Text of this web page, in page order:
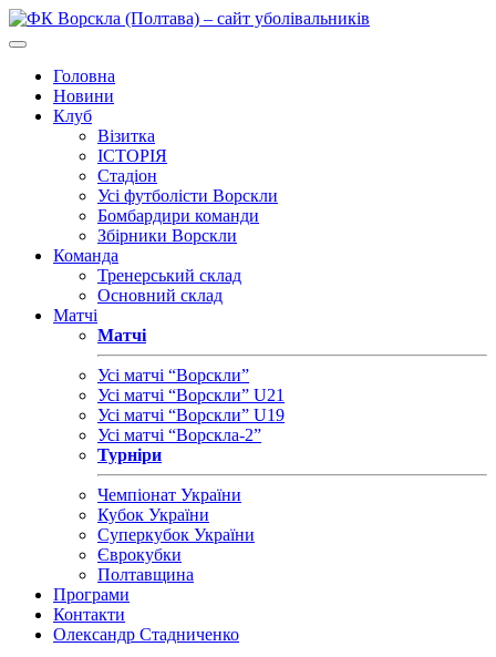
Головна
Новини
Клуб
Візитка
ІСТОРІЯ
Стадіон
Усі футболісти Ворскли
Бомбардири команди
Збірники Ворскли
Команда
Тренерський склад
Основний склад
Матчі
Матчі
Усі матчі “Ворскли”
Усі матчі “Ворскли” U21
Усі матчі “Ворскли” U19
Усі матчі “Ворскла-2”
Турніри
Чемпіонат України
Кубок України
Суперкубок України
Єврокубки
Полтавщина
Програми
Контакти
Олександр Стадниченко